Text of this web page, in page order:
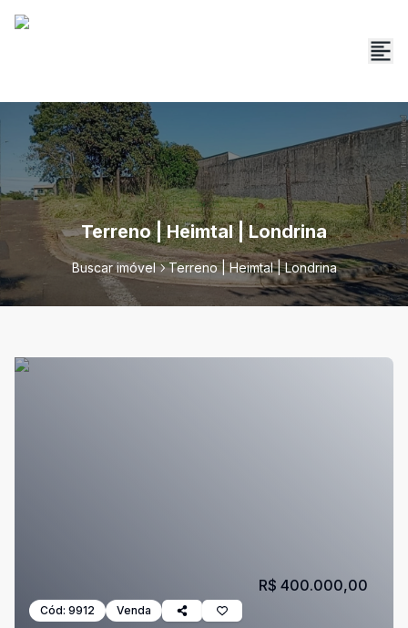
Terreno | Heimtal | Londrina
Buscar imóvel Terreno | Heimtal | Londrina
Cód: 9912 Venda
R$ 400.000,00